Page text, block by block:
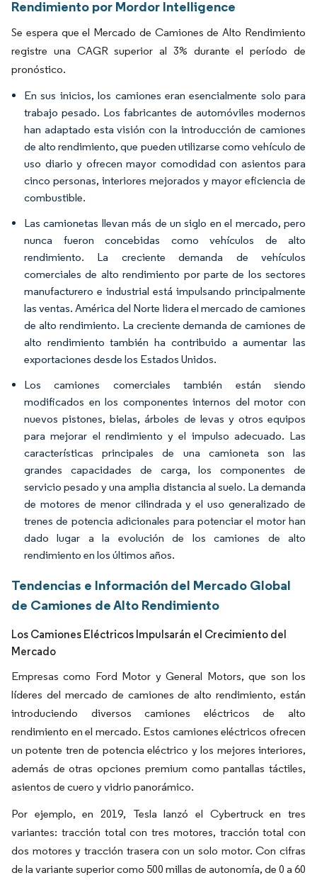
Rendimiento por Mordor Intelligence
Se espera que el Mercado de Camiones de Alto Rendimiento
registre una CAGR superior al 3% durante el período de
pronóstico.
En sus inicios, los camiones eran esencialmente solo para
trabajo pesado. Los fabricantes de automóviles modernos
han adaptado esta visión con la introducción de camiones
de alto rendimiento, que pueden utilizarse como vehículo de
uso diario y ofrecen mayor comodidad con asientos para
cinco personas, interiores mejorados y mayor eficiencia de
combustible.
Las camionetas llevan más de un siglo en el mercado, pero
nunca fueron concebidas como vehículos de alto
rendimiento. La creciente demanda de vehículos
comerciales de alto rendimiento por parte de los sectores
manufacturero e industrial está impulsando principalmente
las ventas. América del Norte lidera el mercado de camiones
de alto rendimiento. La creciente demanda de camiones de
alto rendimiento también ha contribuido a aumentar las
exportaciones desde los Estados Unidos.
Los camiones comerciales también están siendo
modificados en los componentes internos del motor con
nuevos pistones, bielas, árboles de levas y otros equipos
para mejorar el rendimiento y el impulso adecuado. Las
características principales de una camioneta son las
grandes capacidades de carga, los componentes de
servicio pesado y una amplia distancia al suelo. La demanda
de motores de menor cilindrada y el uso generalizado de
trenes de potencia adicionales para potenciar el motor han
dado lugar a la evolución de los camiones de alto
rendimiento en los últimos años.
Tendencias e Información del Mercado Global
de Camiones de Alto Rendimiento
Los Camiones Eléctricos Impulsarán el Crecimiento del
Mercado
Empresas como Ford Motor y General Motors, que son los
líderes del mercado de camiones de alto rendimiento, están
introduciendo diversos camiones eléctricos de alto
rendimiento en el mercado. Estos camiones eléctricos ofrecen
un potente tren de potencia eléctrico y los mejores interiores,
además de otras opciones premium como pantallas táctiles,
asientos de cuero y vidrio panorámico.
Por ejemplo, en 2019, Tesla lanzó el Cybertruck en tres
variantes: tracción total con tres motores, tracción total con
dos motores y tracción trasera con un solo motor. Con cifras
de la variante superior como 500 millas de autonomía, de 0 a 60